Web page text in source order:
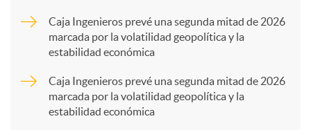
a
Caja Ingenieros prevé una segunda mitad de 2026
marcada por la volatilidad geopolítica y la
estabilidad económica
Caja Ingenieros prevé una segunda mitad de 2026
marcada por la volatilidad geopolítica y la
estabilidad económica